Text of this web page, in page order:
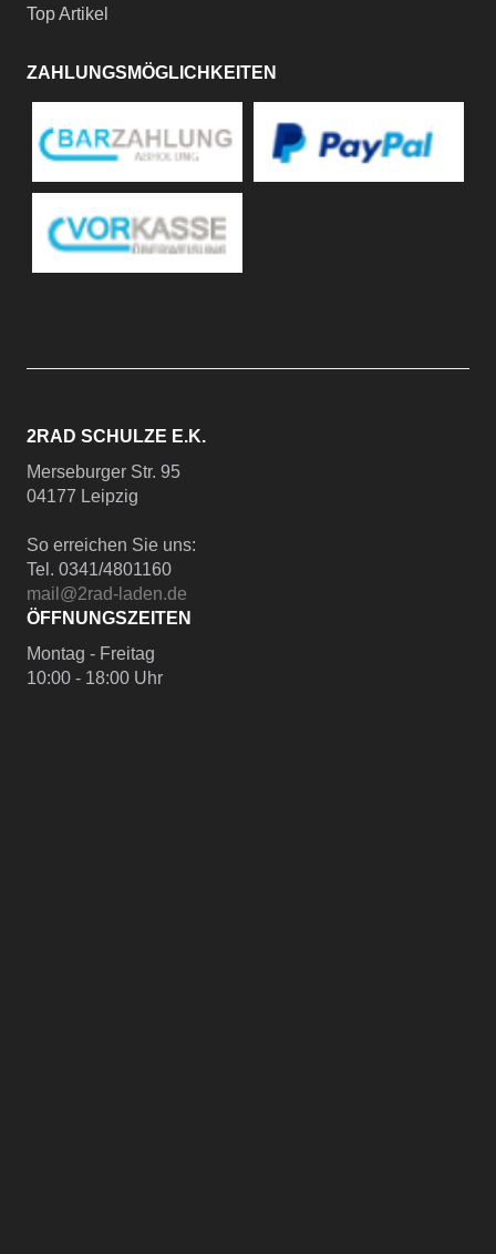
Top Artikel
ZAHLUNGSMÖGLICHKEITEN
2RAD SCHULZE E.K.
Merseburger Str. 95
04177 Leipzig
So erreichen Sie uns:
Tel. 0341/4801160
mail@2rad-laden.de
ÖFFNUNGSZEITEN
Montag - Freitag
10:00 - 18:00 Uhr